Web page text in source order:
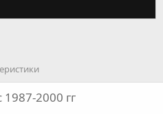
1987-2000 гг